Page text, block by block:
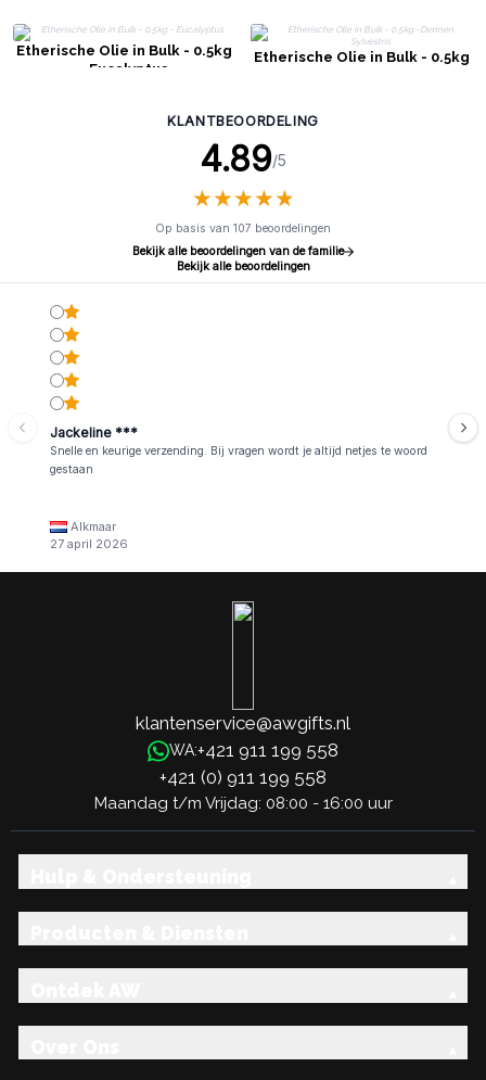
Etherische Olie in Bulk - 0.5kg
- Eucalyptus
Etherische Olie in Bulk - 0.5kg
KLANTBEOORDELING
4.89/5
★★★★★
★★★★★
Op basis van 107 beoordelingen
Bekijk alle beoordelingen van de familie
Bekijk alle beoordelingen
Jackeline ***
Snelle en keurige verzending. Bij vragen wordt je altijd netjes te woord
gestaan
Alkmaar
27 april 2026
klantenservice@awgifts.nl
WA:+421 911 199 558
+421 (0) 911 199 558
Maandag t/m Vrijdag: 08:00 - 16:00 uur